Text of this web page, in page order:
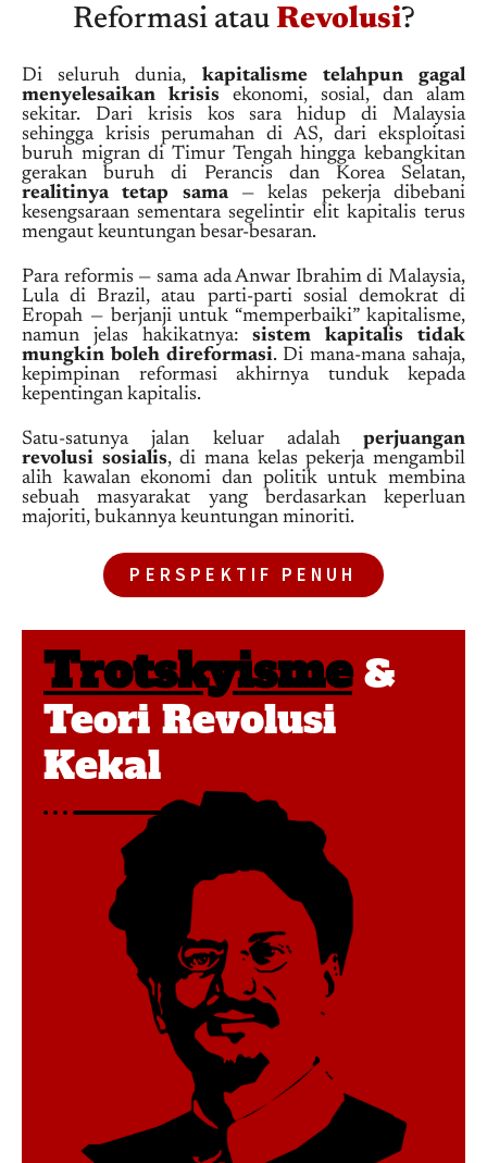
Reformasi atau Revolusi?
Di seluruh dunia, kapitalisme telahpun gagal
menyelesaikan krisis ekonomi, sosial, dan alam
sekitar. Dari krisis kos sara hidup di Malaysia
sehingga krisis perumahan di AS, dari eksploitasi
buruh migran di Timur Tengah hingga kebangkitan
gerakan buruh di Perancis dan Korea Selatan,
realitinya tetap sama— kelas pekerja dibebani
kesengsaraan sementara segelintir elit kapitalis terus
mengaut keuntungan besar-besaran.
Para reformis — sama ada Anwar Ibrahim di Malaysia,
Lula di Brazil, atau parti-parti sosial demokrat di
Eropah — berjanji untuk “memperbaiki” kapitalisme,
namun jelas hakikatnya:sistem kapitalis tidak
mungkin boleh direformasi. Di mana-mana sahaja,
kepimpinan reformasi akhirnya tunduk kepada
kepentingan kapitalis.
Satu-satunya jalan keluar adalah perjuangan
revolusi sosialis, di mana kelas pekerja mengambil
alih kawalan ekonomi dan politik untuk membina
sebuah masyarakat yang berdasarkan keperluan
majoriti, bukannya keuntungan minoriti.
PERSPEKTIF PENUH
Trotskyisme&
Teori Revolusi
Kekal